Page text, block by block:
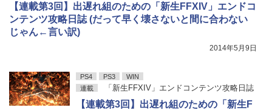
【連載第3回】出遅れ組のための「新生FFXIV」エンドコ
ンテンツ攻略日誌 (だって早く壊さないと間に合わない
じゃん←言い訳)
2014年5月9日
PS4 PS3
WIN
連載
「新生FFXIV」エンドコンテンツ攻略日誌
【連載第3回】出遅れ組のための「新生F